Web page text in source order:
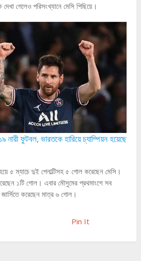
গেলেও পরিসংখ্যানে মেসি পিছিয়ে।
নারী ফুটবল, ভারতকে হারিয়ে চ্যাম্পিয়ন হয়েছে
৫ ম্যাচে দুই পেনাল্টিসহ ৫ গোল করেছেন মেসি।
১টি গোল। এবার মৌসুমের প্রথমাংশে সব
করেছেন মাত্র ৬ গোল।
Pin It